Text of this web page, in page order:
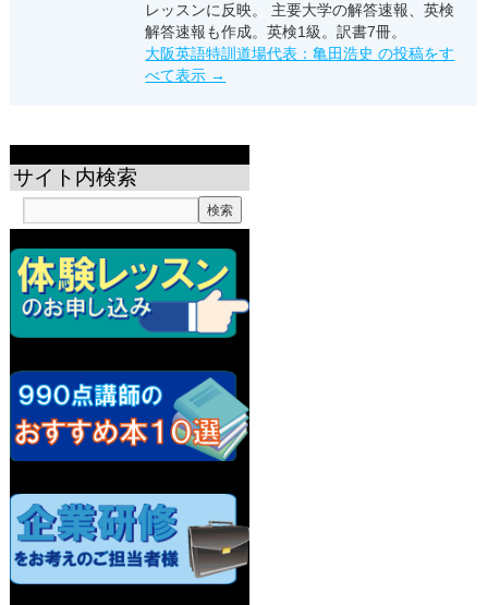
レッスンに反映。 主要大学の解答速報、英検
解答速報も作成。英検1級。訳書7冊。
大阪英語特訓道場代表：亀田浩史 の投稿をす
べて表示 →
サイト内検索